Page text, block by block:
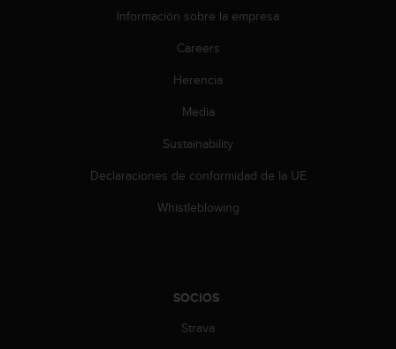
Información sobre la empresa
Careers
Herencia
Media
Sustainability
Declaraciones de conformidad de la UE
Whistleblowing
SOCIOS
Strava